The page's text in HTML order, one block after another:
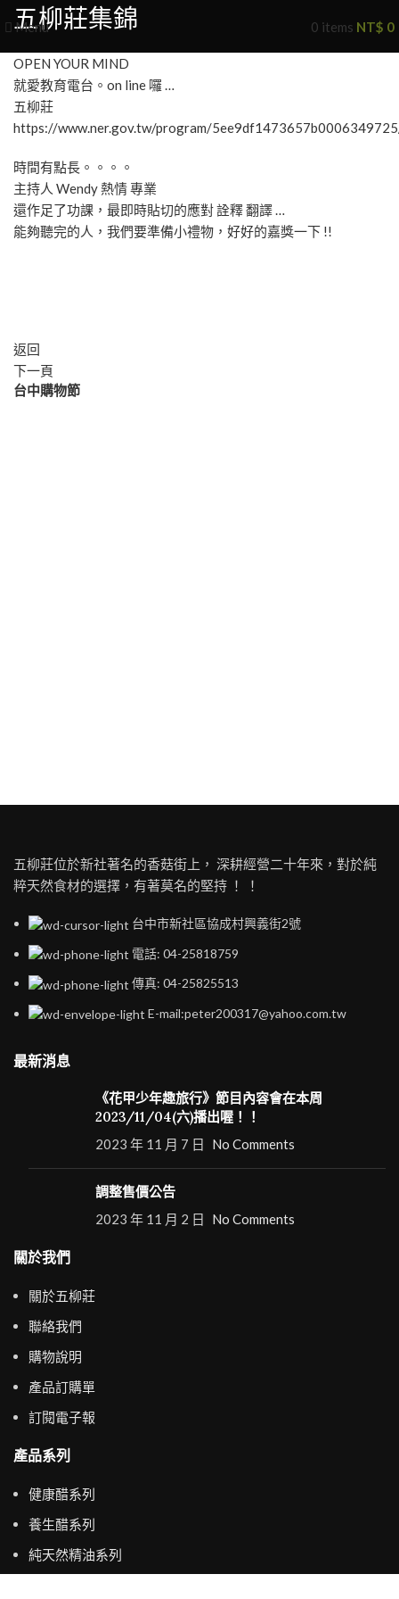
Menu 0 items NT$ 0
五柳莊集錦
OPEN YOUR MIND
就愛教育電台。on line 囉 …
五柳莊
https://www.ner.gov.tw/program/
時間有點長。。。。
主持人 Wendy 熱情 專業
還作足了功課，最即時貼切的應對 詮釋 翻譯 …
能夠聽完的人，我們要準備小禮物，好好的嘉獎一下 !!
返回
下一頁
台中購物節
五柳莊位於新社著名的香菇街上， 深耕經營二十年來，對於純
粹天然食材的選擇，有著莫名的堅持 ！ ！
台中市新社區協成村興義街2號
電話: 04-25818759
傳真: 04-25825513
E-mail:peter200317@yahoo.com.tw
最新消息
《花甲少年趣旅行》節目內容會在本周
2023/11/04(六)播出喔！！
2023 年 11 月 7 日 No Comments
調整售價公告
2023 年 11 月 2 日 No Comments
關於我們
關於五柳莊
聯絡我們
購物說明
產品訂購單
訂閱電子報
產品系列
健康醋系列
養生醋系列
純天然精油系列